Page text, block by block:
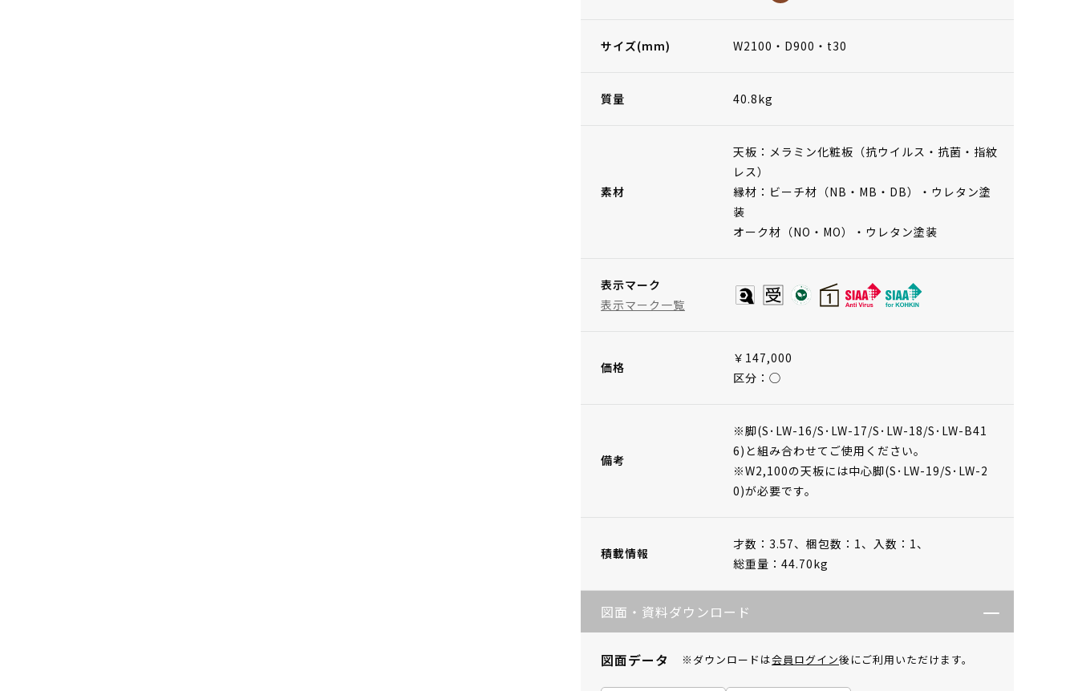
サイズ(mm) W2100・D900・t30
質量 40.8kg
素材
天板：メラミン化粧板（抗ウイルス・抗菌・指紋
レス）
縁材：ビーチ材（NB・MB・DB）・ウレタン塗
装
オーク材（NO・MO）・ウレタン塗装
表示マーク
表示マーク一覧
価格
￥147,000
区分：◯
備考
※脚(S･LW-16/S･LW-17/S･LW-18/S･LW-B41
6)と組み合わせてご使用ください。
※W2,100の天板には中心脚(S･LW-19/S･LW-2
0)が必要です。
積載情報
才数：3.57、 梱包数：1、 入数：1、
総重量：44.70kg
図面・資料ダウンロード
図面データ ※ダウンロードは会員ログイン後にご利用いただけます。